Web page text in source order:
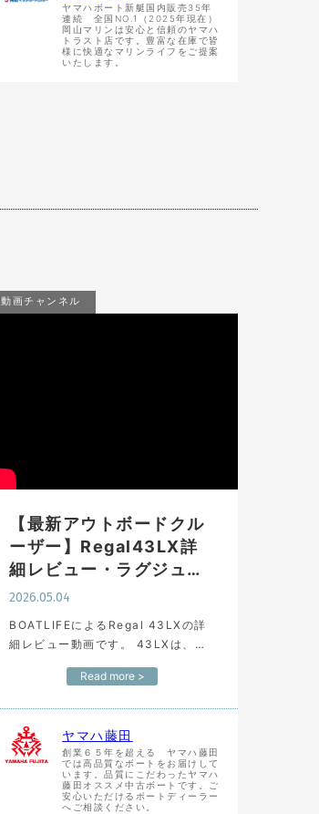
ヤマハボート新艇国内販売35年
連続 全国NO.1（2025年現在）
岡山マリンは安心と信頼のヤマハ
トラスト店です。豊富な在庫で皆
様に快適なマリンライフをご提案
いたします。
動画チャンネル
【最新アウトボードクル
ーザー】Regal43LX詳
細レビュー・ラグジュ…
2026.05.04
BOATLIFEによるRegal 43LXの詳
細レビュー動画です。 43LXは、ラ
アルテラスドアによる解放感を備え
Read more >
ヤマハ藤田
創業６５年を超える ヤマハ藤田
では高品質なボートをお届けして
います。品質にこだわったヤマハ
藤田オススメ中古ボートです。ご
安心いただけるボートディーラー
へご相談ください。